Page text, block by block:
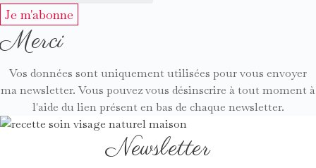
Je m'abonne
Merci
Vos données sont uniquement utilisées pour vous envoyer
ma newsletter. Vous pouvez vous désinscrire à tout moment à
l'aide du lien présent en bas de chaque newsletter.
Newsletter